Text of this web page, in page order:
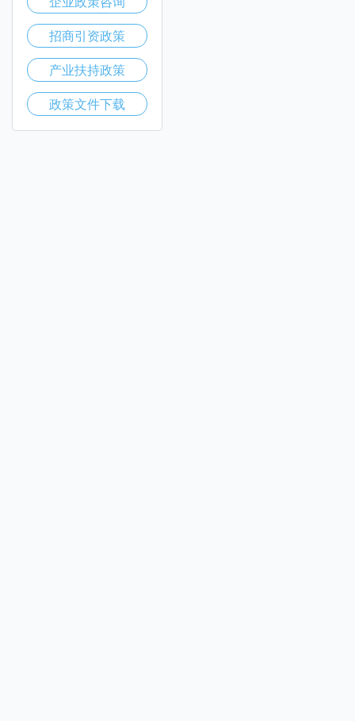
招商引资政策
产业扶持政策
政策文件下载